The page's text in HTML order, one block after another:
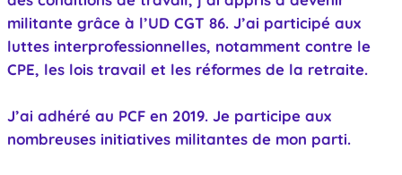
militante grâce à l’UD CGT 86. J’ai participé aux
luttes interprofessionnelles, notamment contre le
CPE, les lois travail et les réformes de la retraite.
J’ai adhéré au PCF en 2019. Je participe aux
nombreuses initiatives militantes de mon parti.